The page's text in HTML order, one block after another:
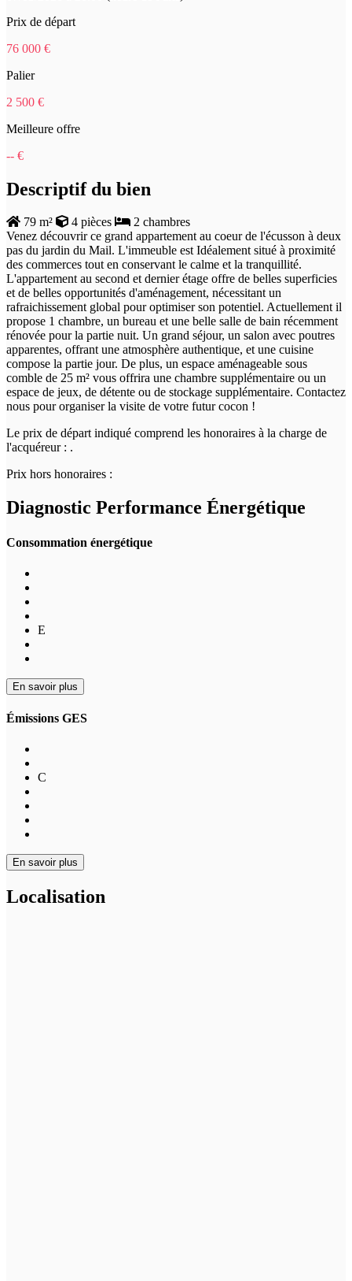
Prix de départ
76 000 €
Palier
2 500 €
Meilleure offre
-- €
Descriptif du bien
79 m² 4 pièces
2 chambres
Venez découvrir ce grand appartement au coeur de l'écusson à deux
pas du jardin du Mail. L'immeuble est Idéalement situé à proximité
des commerces tout en conservant le calme et la tranquillité.
L'appartement au second et dernier étage offre de belles superficies
et de belles opportunités d'aménagement, nécessitant un
rafraichissement global pour optimiser son potentiel. Actuellement il
propose 1 chambre, un bureau et une belle salle de bain récemment
rénovée pour la partie nuit. Un grand séjour, un salon avec poutres
apparentes, offrant une atmosphère authentique, et une cuisine
compose la partie jour. De plus, un espace aménageable sous
comble de 25 m² vous offrira une chambre supplémentaire ou un
espace de jeux, de détente ou de stockage supplémentaire. Contactez
nous pour organiser la visite de votre futur cocon !
Le prix de départ indiqué comprend les honoraires à la charge de
l'acquéreur : .
Prix hors honoraires :
Diagnostic Performance Énergétique
Consommation énergétique
E
En savoir plus
Émissions GES
C
En savoir plus
Localisation